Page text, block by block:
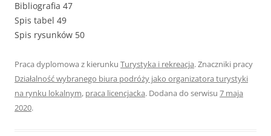
Bibliografia 47
Spis tabel 49
Spis rysunków 50
Praca dyplomowa z kierunku Turystyka i rekreacja. Znaczniki pracy
Działalność wybranego biura podróży jako organizatora turystyki
na rynku lokalnym, praca licencjacka. Dodana do serwisu 7 maja
2020.